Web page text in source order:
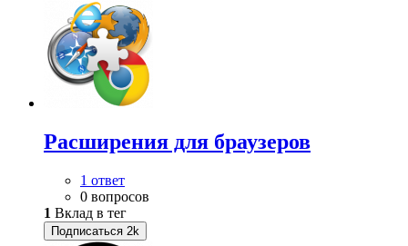
Расширения для браузеров
1 ответ
0 вопросов
1 Вклад в тег
Подписаться 2k